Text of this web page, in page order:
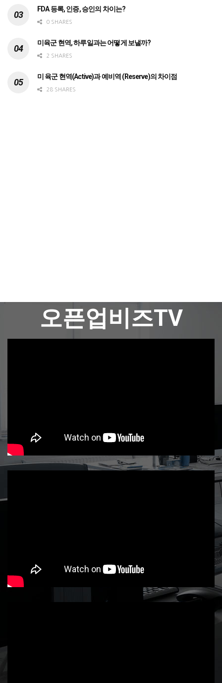
FDA 등록, 인증, 승인의 차이는?
0 SHARES
미육군 현역, 하루일과는 어떻게 보낼까?
2 SHARES
미 육군 현역(Active)과 예비역 (Reserve)의 차이점
28 SHARES
오픈업비즈TV